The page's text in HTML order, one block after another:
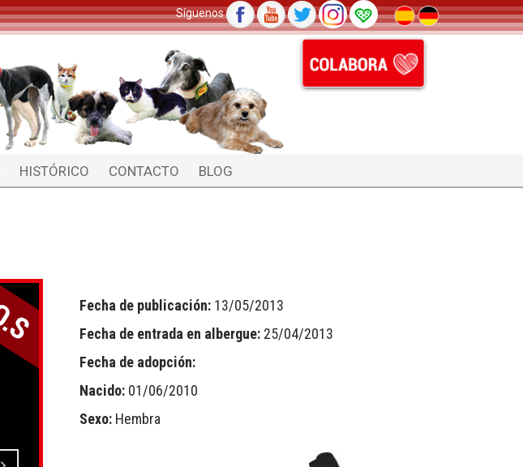
Síguenos
HISTÓRICO CONTACTO BLOG
Fecha de publicación: 13/05/2013
Fecha de entrada en albergue: 25/04/2013
Fecha de adopción:
Nacido: 01/06/2010
Sexo: Hembra